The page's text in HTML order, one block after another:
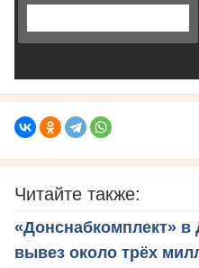
Читайте также:
«Донснабкомплект»
вывез около трёх